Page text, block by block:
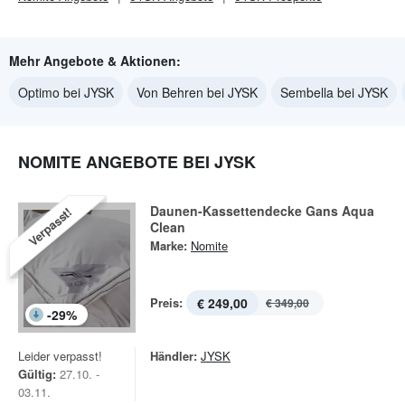
Mehr Angebote & Aktionen:
Optimo bei JYSK
Von Behren bei JYSK Sembella bei JYSK
NOMITE ANGEBOTE BEI JYSK
Verpasst!
-29%
Daunen-Kassettendecke Gans Aqua
Clean
Marke: Nomite
Preis: € 249,00 € 349,00
Leider verpasst!
Gültig: 27.10. -
03.11.
Händler: JYSK